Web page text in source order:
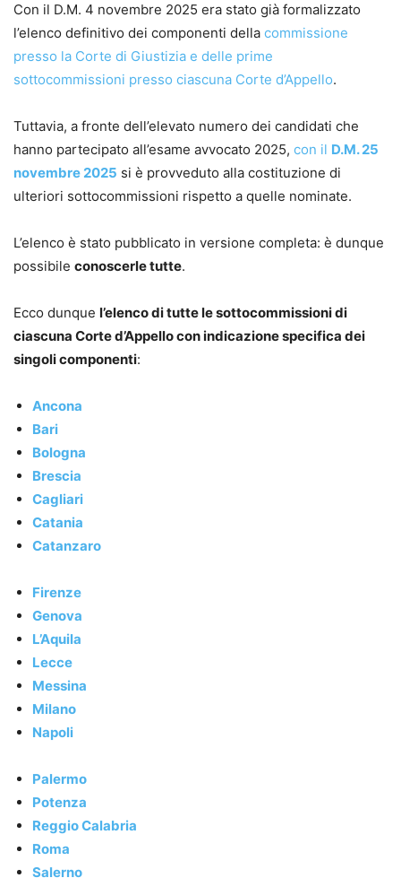
Con il D.M. 4 novembre 2025 era stato già formalizzato
l’elenco definitivo dei componenti della commissione
presso la Corte di Giustizia e delle prime
sottocommissioni presso ciascuna Corte d’Appello.
Tuttavia, a fronte dell’elevato numero dei candidati che
hanno partecipato all’esame avvocato 2025, con il D.M. 25
novembre 2025 si è provveduto alla costituzione di
ulteriori sottocommissioni rispetto a quelle nominate.
L’elenco è stato pubblicato in versione completa: è dunque
possibile conoscerle tutte.
Ecco dunque l’elenco di tutte le sottocommissioni di
ciascuna Corte d’Appello con indicazione specifica dei
singoli componenti:
Ancona
Bari
Bologna
Brescia
Cagliari
Catania
Catanzaro
Firenze
Genova
L’Aquila
Lecce
Messina
Milano
Napoli
Palermo
Potenza
Reggio Calabria
Roma
Salerno